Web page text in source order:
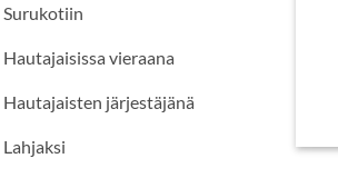
Surukotiin
Hautajaisissa vieraana
Hautajaisten järjestäjänä
Lahjaksi